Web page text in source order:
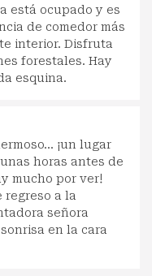
está ocupado y es
de comedor más
interior. Disfruta
forestales. Hay
esquina.
¡un lugar
horas antes de
mucho por ver!
regreso a la
señora
en la cara